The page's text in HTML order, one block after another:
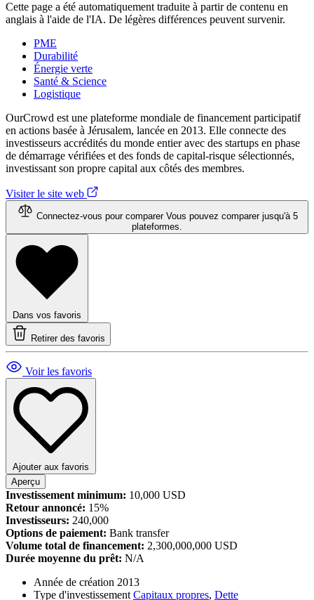
Cette page a été automatiquement traduite à partir de contenu en
anglais à l'aide de l'IA. De légères différences peuvent survenir.
PME
Durabilité
Énergie verte
Santé & Science
Logistique
OurCrowd est une plateforme mondiale de financement participatif
en actions basée à Jérusalem, lancée en 2013. Elle connecte des
investisseurs accrédités du monde entier avec des startups en phase
de démarrage vérifiées et des fonds de capital-risque sélectionnés,
investissant son propre capital aux côtés des membres.
Visiter le site web
Connectez-vous pour comparer Vous pouvez comparer jusqu'à 5
plateformes.
Dans vos favoris
Retirer des favoris
Voir les favoris
Ajouter aux favoris
Aperçu
Investissement minimum: 10,000 USD
Retour annoncé: 15%
Investisseurs: 240,000
Options de paiement: Bank transfer
Volume total de financement: 2,300,000,000 USD
Durée moyenne du prêt: N/A
Année de création 2013
Type d'investissement Capitaux propres, Dette